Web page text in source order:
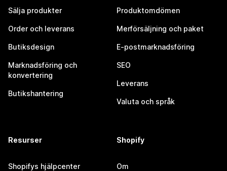
Sälja produkter
Order och leverans
Butiksdesign
Marknadsföring och
konvertering
Butikshantering
Produktomdömen
Merförsäljning och paket
E-postmarknadsföring
SEO
Leverans
Valuta och språk
Resurser
Shopifys hjälpcenter
Shopify
Om